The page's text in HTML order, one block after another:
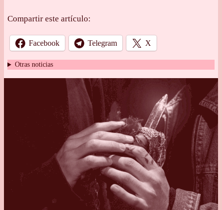
Compartir este artículo:
Facebook Telegram X
Otras noticias